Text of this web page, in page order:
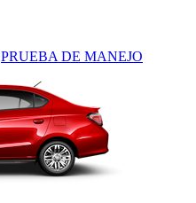
PRUEBA DE MANEJO